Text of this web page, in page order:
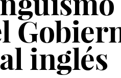
inglés